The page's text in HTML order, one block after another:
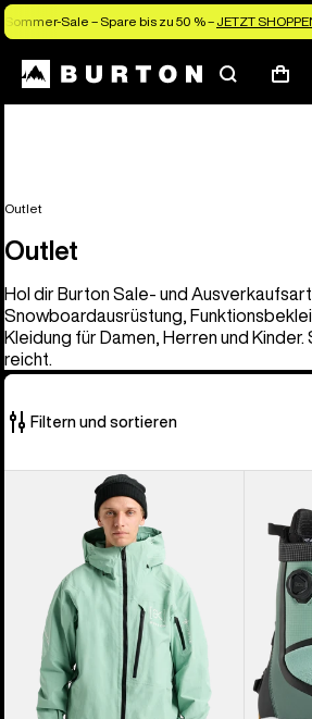
Sommer-Sale – Spare bis zu 50 % – JETZT
Suchen
Outlet
Outlet
Hol dir Burton Sale- und
Snowboardausrüstung,
Kleidung für Damen, Herren und
reicht.
Filtern und sortieren
Produkten
GORE‑TEX
Jacke
Herren
Step
Herren